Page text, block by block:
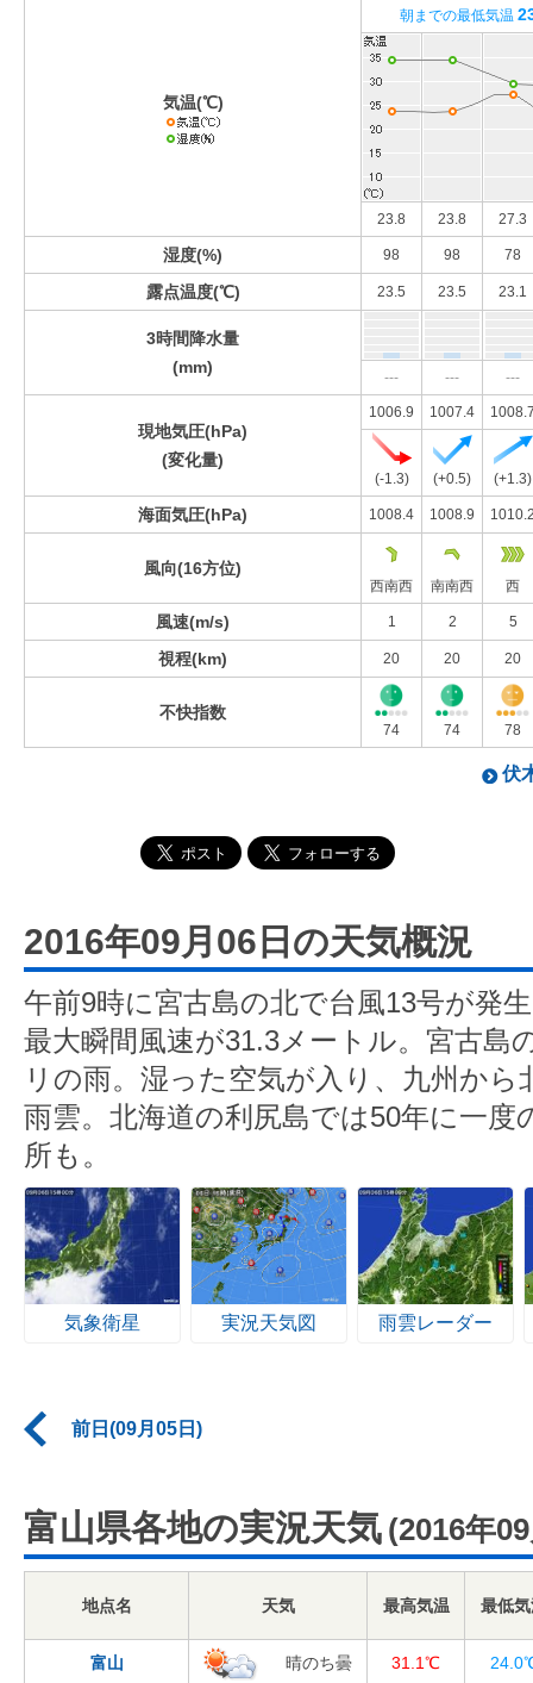
気温(℃)
朝までの最低気温
23.8 23.8 27.3
湿度(%) 98 98 78
露点温度(℃) 23.5 23.5 23.1
3時間降水量
(mm)
--- --- ---
現地気圧(hPa)
(変化量)
1006.9 1007.4
(-1.3) (+0.5) (+1.3)
海面気圧(hPa) 1008.4 1008.9
風向(16方位)
西南西 南南西 西
風速(m/s) 1 2 5
視程(km) 20 20 20
不快指数
74 74 78
伏
2016年09月06日の天気概況
午前9時に宮古島の北で台風13号が発
最大瞬間風速が31.3メートル。宮古島
リの雨。湿った空気が入り、九州か
雨雲。北海道の利尻島では50年に一度
所も。
気象衛星 実況天気図 雨雲レーダー
前日(09月05日)
富山県各地の実況天気 (2016年
地点名 天気 最高気温 最低
富山 晴のち曇 31.1℃